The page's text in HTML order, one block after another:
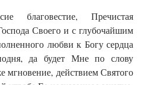
благовестие, Пречистая
Своего и с глубочайшим
любви к Богу сердца
да будет Мне по слову
действием Святого